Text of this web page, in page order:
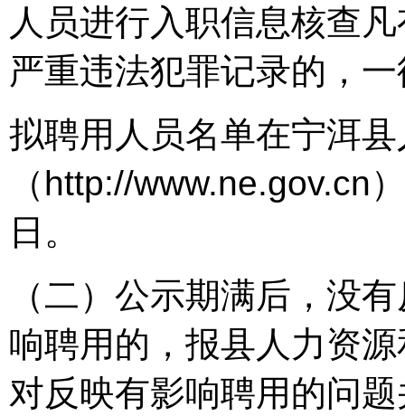
人员进行入职信息核查
严重违法犯罪记录的，
拟聘用人员名单在宁洱
（http://www.ne.gov.cn
日。
（二）公示期满后，没
响聘用的，报县人力资
对反映有影响聘用的问